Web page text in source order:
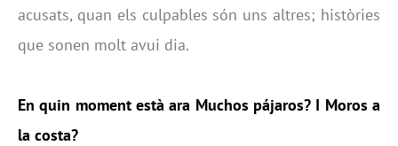
acusats, quan els culpables són uns altres; històries
que sonen molt avui dia.
En quin moment està ara Muchos pájaros? I Moros a
la costa?